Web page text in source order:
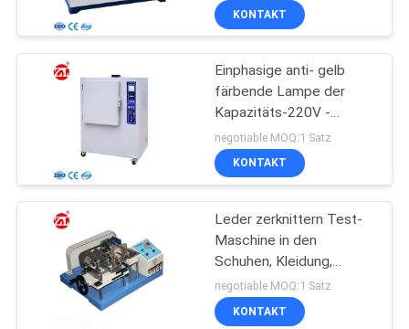
KONTAKT
Einphasige anti- gelb
färbende Lampe der
Kapazitäts-220V -
schreiben Sie
Verfärbungs-Test-
Maschine
negotiable MOQ:1 Satz
KONTAKT
Leder zerknittern Test-
Maschine in den
Schuhen, Kleidung,
Gepäck-Handtasche
negotiable MOQ:1 Satz
KONTAKT